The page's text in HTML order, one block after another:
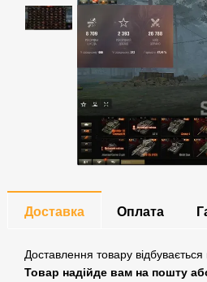
Доставка Оплата
Доставлення товару
Товар надійде вам на пошту